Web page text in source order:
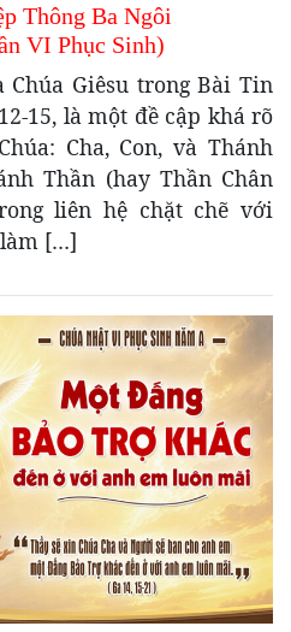
Thông Ba Ngôi
VI Phục Sinh)
Giêsu trong Bài Tin
15, là một đề cập khá rõ
Cha, Con, và Thánh
Thần (hay Thần Chân
liên hệ chặt chẽ với
làm […]